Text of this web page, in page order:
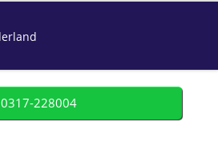
0317-228004